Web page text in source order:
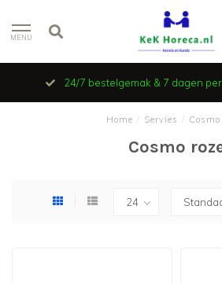
MENU
24/7 bestelgemak & 7 dagen
Home Servies
Cosmo